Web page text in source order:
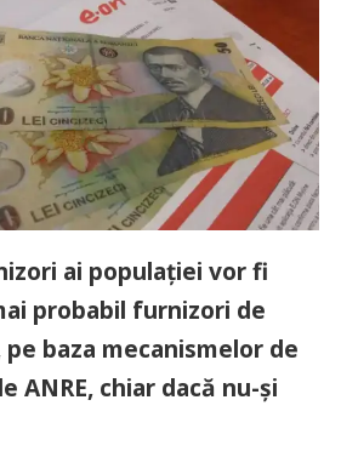
ai populației vor fi
probabil furnizori de
baza mecanismelor de
ANRE, chiar dacă nu-și